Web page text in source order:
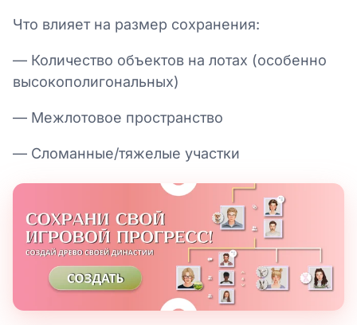
Что влияет на размер сохранения:
— Количество объектов на лотах (особенно
высокополигональных)
— Межлотовое пространство
— Сломанные/тяжелые участки